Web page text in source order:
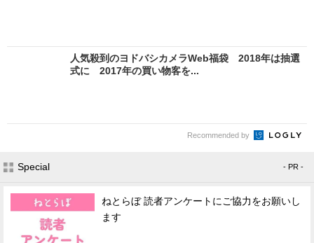
人気殺到のヨドバシカメラWeb福袋 2018年は抽選
式に 2017年の買い物客を...
Recommended by
Special - PR -
ねとらぼ 読者アンケートにご協力をお願いし
ます